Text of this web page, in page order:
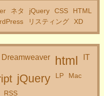
ネタ jQuery CSS
HTML
リスティング XD
Dreamweaver html IT
jQuery LP Mac
RSS